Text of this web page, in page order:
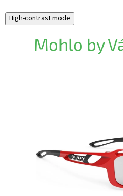
High-contrast mode
Mohlo by